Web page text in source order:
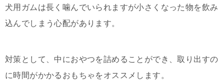
犬用ガムは長く噛んでいられますが小さくなった物を飲み
込んでしまう心配があります。
対策として、中におやつを詰めることができ、取り出すの
に時間がかかるおもちゃをオススメします。